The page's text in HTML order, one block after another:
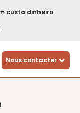
custa dinheiro
Nous contacter